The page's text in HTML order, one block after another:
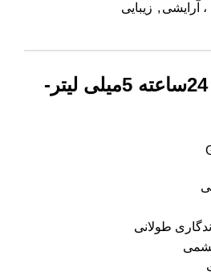
، آرایشی , زیبایی
رژلب مایع مات 24ساعته 5میلی لیتر-
طولانی